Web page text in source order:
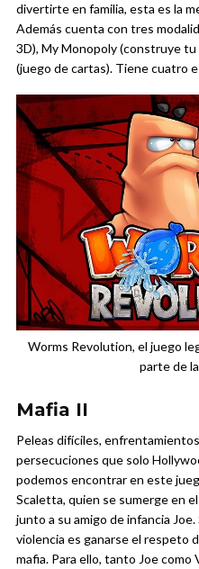
divertirte en familia, esta es la
Además cuenta con tres
3D), My Monopoly (construye
(juego de cartas). Tiene cuatro
Worms Revolution, el juego
parte de
Mafia II
Peleas difíciles,
persecuciones que solo
podemos encontrar en este
Scaletta, quien se sumerge en
junto a su amigo de infancia
violencia es ganarse el respeto
mafia. Para ello, tanto Joe